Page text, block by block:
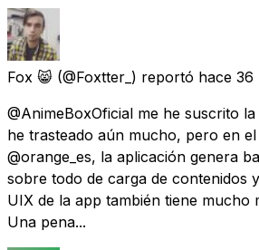
Fox 😸 (@Foxtter_) reportó hace 36
@AnimeBoxOficial me he suscrito
he trasteado aún mucho, pero en
@orange_es, la aplicación genera
sobre todo de carga de contenidos
UIX de la app también tiene mucho
Una pena...